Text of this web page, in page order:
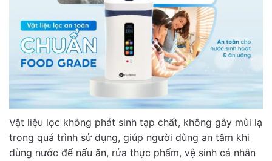
Vật liệu lọc không phát sinh tạp chất, không gây mùi lạ
trong quá trình sử dụng, giúp người dùng an tâm khi
dùng nước để nấu ăn, rửa thực phẩm, vệ sinh cá nhân